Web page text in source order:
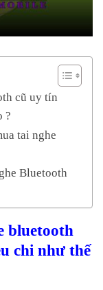
cũ uy tín
?
tai nghe
Bluetooth
bluetooth
chi như thế